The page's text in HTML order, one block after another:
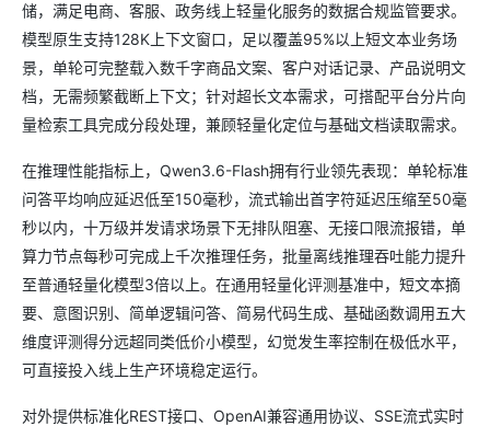
储，满足电商、客服、政务线上轻量化服务的数据合规监管要求。
模型原生支持128K上下文窗口，足以覆盖95%以上短文本业务场
景，单轮可完整载入数千字商品文案、客户对话记录、产品说明文
档，无需频繁截断上下文；针对超长文本需求，可搭配平台分片向
量检索工具完成分段处理，兼顾轻量化定位与基础文档读取需求。
在推理性能指标上，Qwen3.6-Flash拥有行业领先表现：单轮标准
问答平均响应延迟低至150毫秒，流式输出首字符延迟压缩至50毫
秒以内，十万级并发请求场景下无排队阻塞、无接口限流报错，单
算力节点每秒可完成上千次推理任务，批量离线推理吞吐能力提升
至普通轻量化模型3倍以上。在通用轻量化评测基准中，短文本摘
要、意图识别、简单逻辑问答、简易代码生成、基础函数调用五大
维度评测得分远超同类低价小模型，幻觉发生率控制在极低水平，
可直接投入线上生产环境稳定运行。
对外提供标准化REST接口、OpenAI兼容通用协议、SSE流式实时